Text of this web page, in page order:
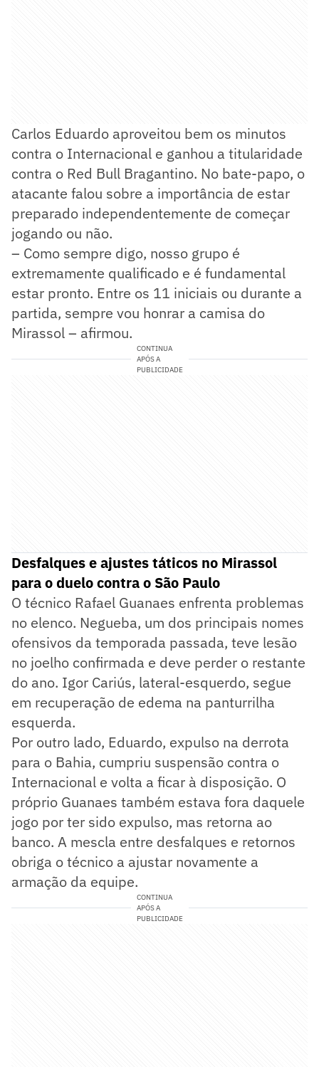
Carlos Eduardo aproveitou bem os minutos
contra o Internacional e ganhou a titularidade
contra o Red Bull Bragantino. No bate-papo, o
atacante falou sobre a importância de estar
preparado independentemente de começar
jogando ou não.
– Como sempre digo, nosso grupo é
extremamente qualificado e é fundamental
estar pronto. Entre os 11 iniciais ou durante a
partida, sempre vou honrar a camisa do
Mirassol – afirmou.
CONTINUA
APÓS A
PUBLICIDADE
Desfalques e ajustes táticos no Mirassol
para o duelo contra o São Paulo
O técnico Rafael Guanaes enfrenta problemas
no elenco. Negueba, um dos principais nomes
ofensivos da temporada passada, teve lesão
no joelho confirmada e deve perder o restante
do ano. Igor Cariús, lateral-esquerdo, segue
em recuperação de edema na panturrilha
esquerda.
Por outro lado, Eduardo, expulso na derrota
para o Bahia, cumpriu suspensão contra o
Internacional e volta a ficar à disposição. O
próprio Guanaes também estava fora daquele
jogo por ter sido expulso, mas retorna ao
banco. A mescla entre desfalques e retornos
obriga o técnico a ajustar novamente a
armação da equipe.
CONTINUA
APÓS A
PUBLICIDADE